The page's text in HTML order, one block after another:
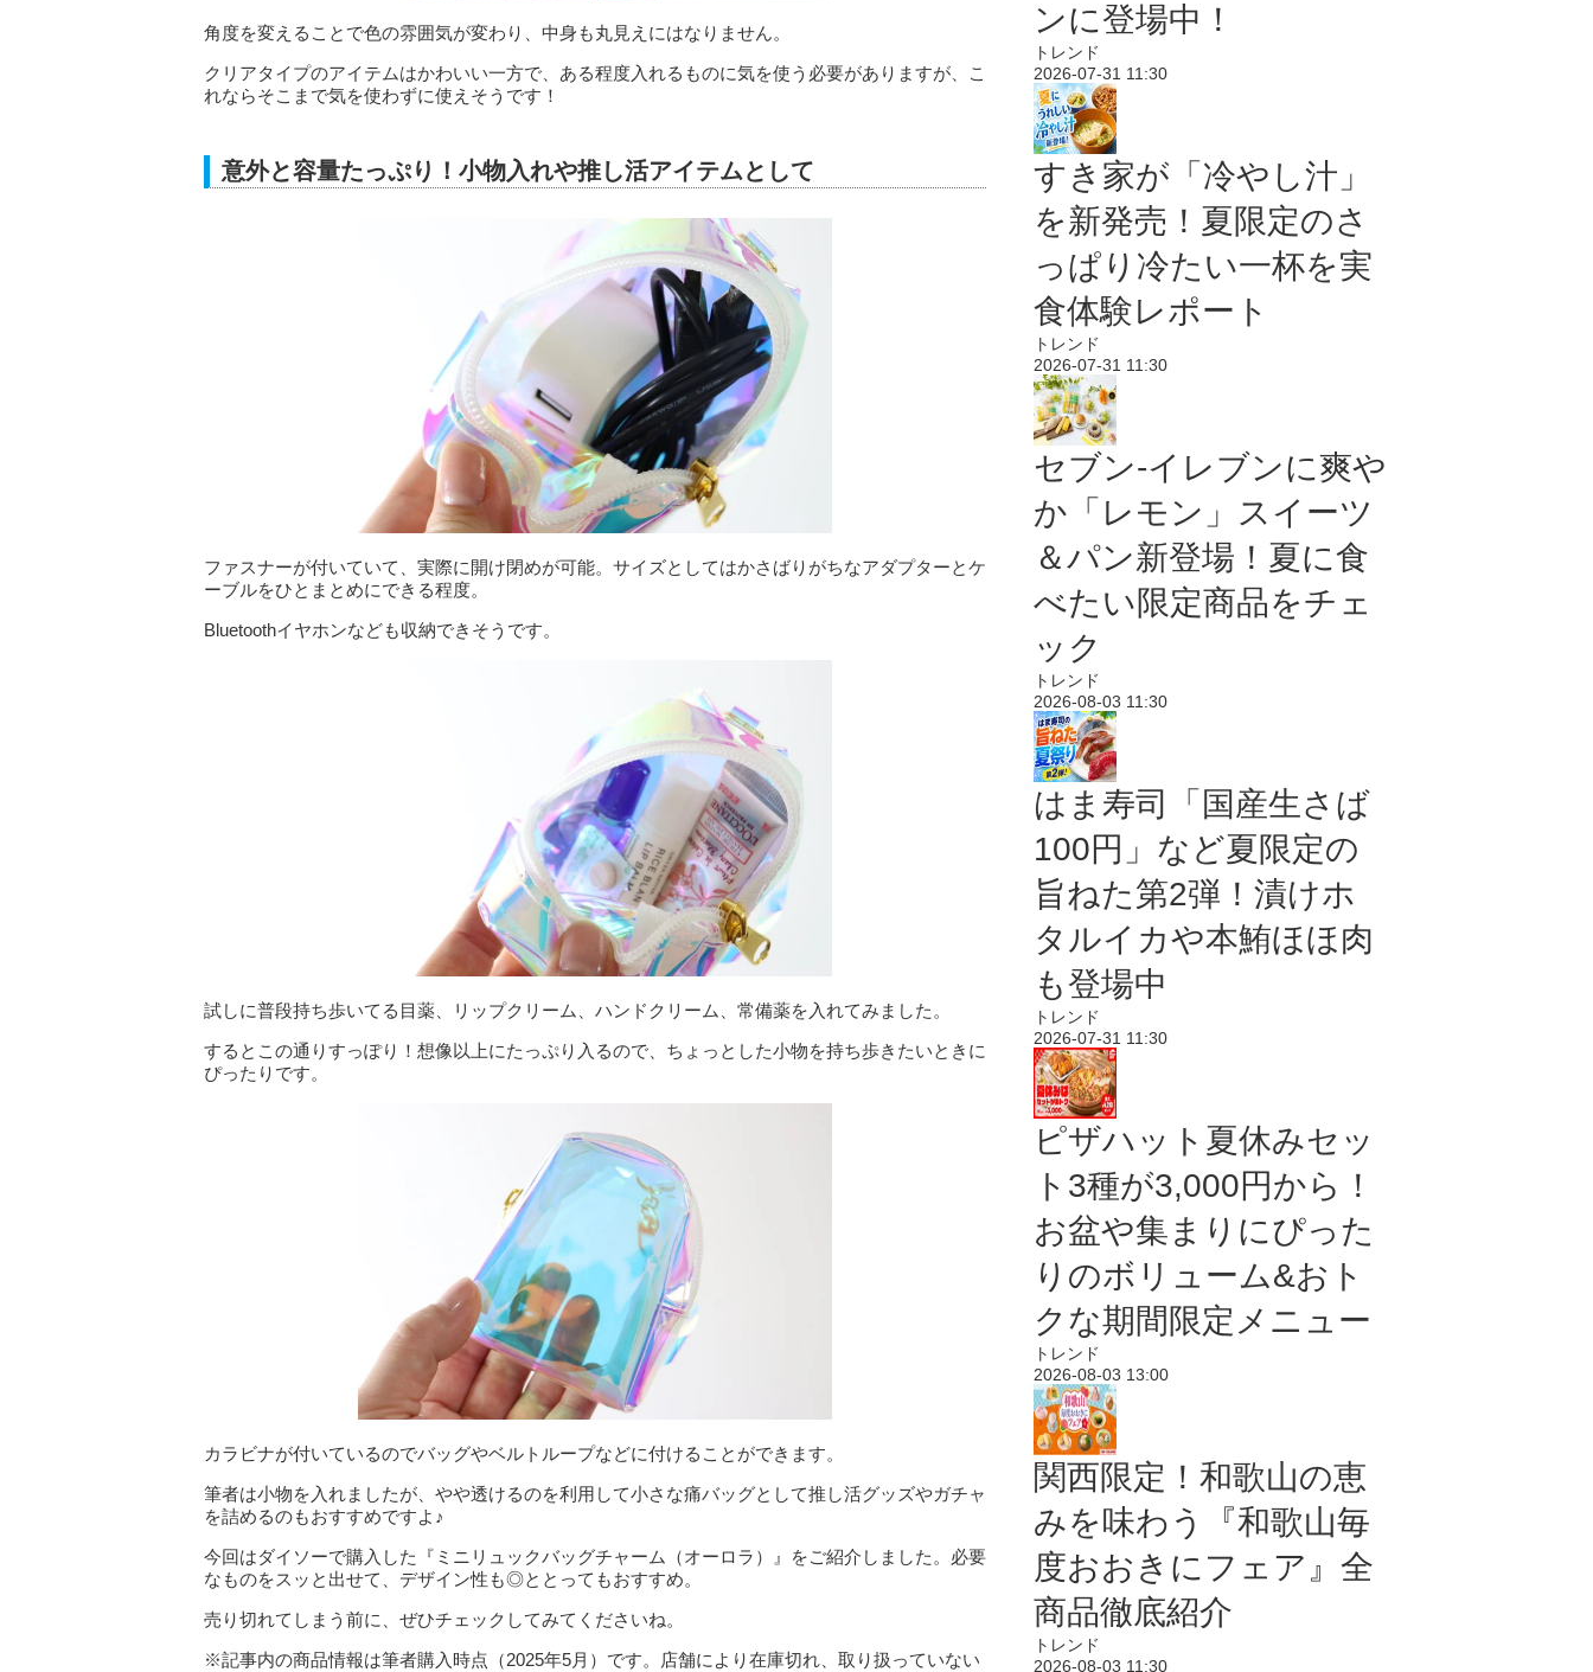
角度を変えることで色の雰囲気が変わり、中身も丸見えにはなりません。
クリアタイプのアイテムはかわいい一方で、ある程度入れるものに気を使う必要がありますが、こ
れならそこまで気を使わずに使えそうです！
意外と容量たっぷり！小物入れや推し活アイテムとして
ファスナーが付いていて、実際に開け閉めが可能。サイズとしてはかさばりがちなアダプターとケ
ーブルをひとまとめにできる程度。
Bluetoothイヤホンなども収納できそうです。
試しに普段持ち歩いてる目薬、リップクリーム、ハンドクリーム、常備薬を入れてみました。
するとこの通りすっぽり！想像以上にたっぷり入るので、ちょっとした小物を持ち歩きたいときに
ぴったりです。
カラビナが付いているのでバッグやベルトループなどに付けることができます。
筆者は小物を入れましたが、やや透けるのを利用して小さな痛バッグとして推し活グッズやガチャ
を詰めるのもおすすめですよ♪
今回はダイソーで購入した『ミニリュックバッグチャーム（オーロラ）』をご紹介しました。必要
なものをスッと出せて、デザイン性も◎ととってもおすすめ。
売り切れてしまう前に、ぜひチェックしてみてくださいね。
※記事内の商品情報は筆者購入時点（2025年5月）です。店舗により在庫切れ、取り扱っていない
ンに登場中！
トレンド
2026-07-31 11:30
すき家が「冷やし汁」
を新発売！夏限定のさ
っぱり冷たい一杯を実
食体験レポート
トレンド
2026-07-31 11:30
セブン‐イレブンに爽や
か「レモン」スイーツ
＆パン新登場！夏に食
べたい限定商品をチェ
ック
トレンド
2026-08-03 11:30
はま寿司「国産生さば
100円」など夏限定の
旨ねた第2弾！漬けホ
タルイカや本鮪ほほ肉
も登場中
トレンド
2026-07-31 11:30
ピザハット夏休みセッ
ト3種が3,000円から！
お盆や集まりにぴった
りのボリューム&おト
クな期間限定メニュー
トレンド
2026-08-03 13:00
関西限定！和歌山の恵
みを味わう『和歌山毎
度おおきにフェア』全
商品徹底紹介
トレンド
2026-08-03 11:30